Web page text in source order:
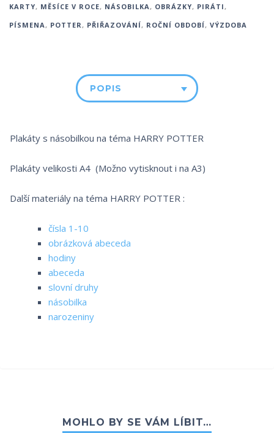
KARTY, MĚSÍCE V ROCE, NÁSOBILKA , OBRÁZKY, PIRÁTI ,
PÍSMENA , POTTER , PŘIŘAZOVÁNÍ, ROČNÍ OBDOBÍ, VÝZDOBA
POPIS
Plakáty s násobilkou na téma HARRY POTTER
Plakáty velikosti A4 (Možno vytisknout i na A3)
Další materiály na téma HARRY POTTER :
čísla 1-10
obrázková abeceda
hodiny
abeceda
slovní druhy
násobilka
narozeniny
MOHLO BY SE VÁM LÍBIT…